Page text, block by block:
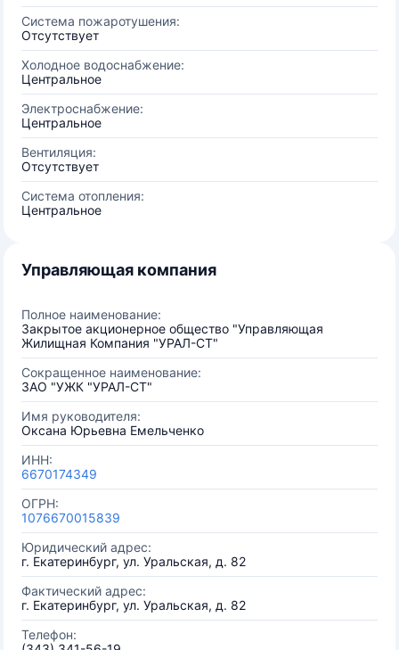
Система пожаротушения:
Отсутствует
Холодное водоснабжение:
Центральное
Электроснабжение:
Центральное
Вентиляция:
Отсутствует
Система отопления:
Центральное
Управляющая компания
Полное наименование:
Закрытое акционерное общество "Управляющая
Жилищная Компания "УРАЛ-СТ"
Сокращенное наименование:
ЗАО "УЖК "УРАЛ-СТ"
Имя руководителя:
Оксана Юрьевна Емельченко
ИНН:
6670174349
ОГРН:
1076670015839
Юридический адрес:
г. Екатеринбург, ул. Уральская, д. 82
Фактический адрес:
г. Екатеринбург, ул. Уральская, д. 82
Телефон: